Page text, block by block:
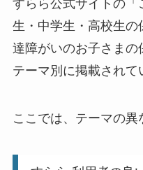
すらら公式サイトの
生・中学生・高校生
達障がいのお子さまの
テーマ別に掲載されて
ここでは、テーマの異